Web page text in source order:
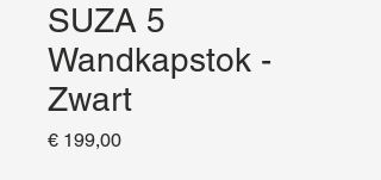
SUZA 5
Wandkapstok -
Zwart
€ 199,00Prijs